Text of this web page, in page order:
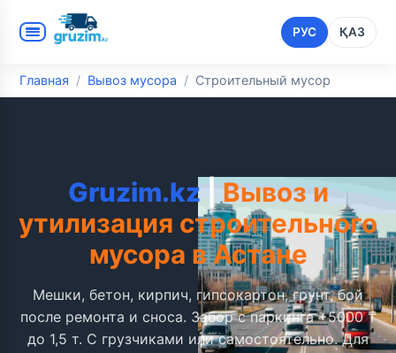
Главная Вывоз мусора Строительный мусор
РУС ҚАЗ
Gruzim.kz|Вывоз и
утилизация строительного
мусора в Астане
Мешки, бетон, кирпич, гипсокартон, грунт, бой
после ремонта и сноса. Забор с паркинга +5000 ₸
до 1,5 т. С грузчиками или самостоятельно. Для